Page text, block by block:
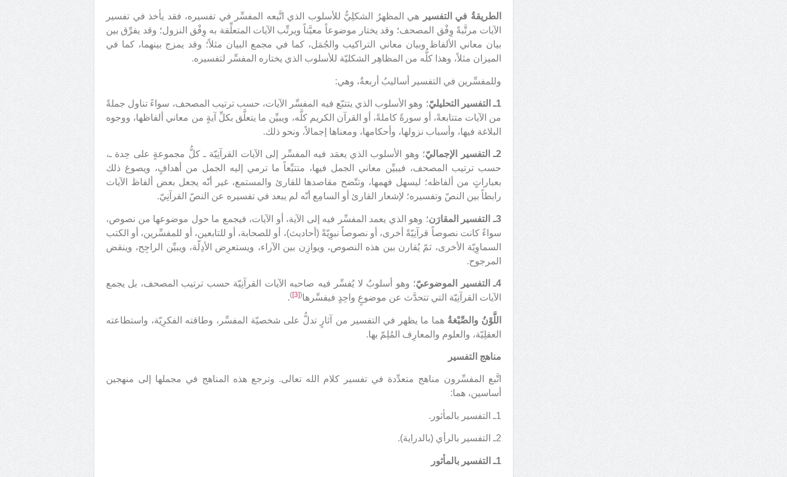
الطريقةُ في التفسير
هي المظهرُ الشكلِيُّ للأسلوب الذي اتَّبعه المفسِّر في تفسيره، فقد يأخذ في تفسير
الآيات مرتَّبةً وِفْق المصحف؛ وقد يختار موضوعاً معيَّناً ويرتِّب الآيات المتعلِّقة به وِفْق النزول؛ وقد يفرِّق بين
بيان معاني الألفاظ وبيان معاني التراكيب والجُمَل، كما في مجمع البيان مثلاً؛ وقد يمزج بينهما، كما في
الميزان مثلاً، وهذا كلُّه من المظاهِر الشكليّة للأسلوب الذي يختاره المفسِّر لتفسيره.
وللمفسِّرين في التفسير أساليبُ أربعةٌ، وهي:
1ـ التفسير التحليليّ
؛ وهو الأسلوب الذي يتتبّع فيه المفسِّر الآيات، حسب ترتيب المصحف، سواءً تناول جملةً
من الآيات متتابعةً، أو سورةً كاملةً، أو القرآن الكريم كلَّه، ويبيِّن ما يتعلَّق بكلِّ آيةٍ من معاني ألفاظها، ووجوه
البلاغة فيها، وأسباب نزولها، وأحكامها، ومعناها إجمالاً، ونحو ذلك.
2ـ التفسير الإجماليّ
؛ وهو الأسلوب الذي يعمَد فيه المفسِّر إلى الآيات القرآنِيّة ـ كلُّ مجموعةٍ على حِدة ـ،
حسب ترتيب المصحف، فيبيِّن معاني الجمل فيها، متتبِّعاً ما ترمي إليه الجمل من أهدافٍ، ويصوغ ذلك
بعباراتٍ من ألفاظه؛ ليسهل فهمها، وتتّضح مقاصدها للقارئ والمستمع، غير أنّه يجعل بعض ألفاظ الآيات
رابطاً بين النصّ وتفسيره؛ لإشعار القارئ أو السامِع أنّه لم يبعد في تفسيره عن النصّ القرآنِيّ.
3ـ التفسير المقارَن
؛ وهو الذي يعمد المفسِّر فيه إلى الآية، أو الآيات، فيجمع ما حول موضوعها من نصوص،
سواءً كانت نصوصاً قرآنِيّةً أخرى، أو نصوصاً نبوِيّةً (أحاديث)، أو للصحابة، أو للتابعين، أو للمفسِّرين، أو الكتب
السماوِيّة الأخرى، ثمّ يُقارن بين هذه النصوص، ويوازِن بين الآراء، ويستعرِض الأدِلّة، ويبيِّن الراجِح، وينقض
المرجوح.
4ـ التفسير الموضوعيّ
؛ وهو أسلوبٌ لا يُفسِّر فيه صاحبه الآيات القرآنِيّة حسب ترتيب المصحف، بل يجمع
الآيات القرآنِيّة التي تتحدَّث عن موضوعٍ واحِدٍ فيفسِّرها(
[3]
)
.
اللَّوْنُ والصِّبْغةُ هما ما يظهر في التفسير من آثارٍ تدلُّ على شخصيّة المفسِّر، وطاقته الفكرِيّة، واستطاعته
العقلِيّة، والعلوم والمعارِف المُلِمّ بها.
مناهج التفسير
اتَّبع المفسِّرون مناهج متعدِّدة في تفسير كلام الله تعالى. وترجع هذه المناهج في مجملها إلى منهجين
أساسين، هما:
1ـ التفسير بالمأثور.
2ـ التفسير بالرأي (بالدراية).
1ـ التفسير بالمأثور